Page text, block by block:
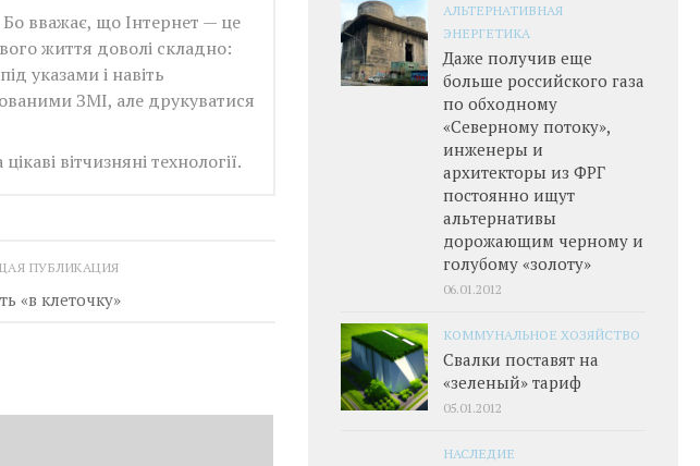
Бо вважає, що Інтернет — це
життя доволі складно:
указами і навіть
ЗМІ, але друкуватися
вітчизняні технології.
ПУБЛИКАЦИЯ
«в клеточку»
АЛЬТЕРНАТИВНАЯ
ЭНЕРГЕТИКА
Даже получив еще
больше российского газа
по обходному
«Северному потоку»,
инженеры и
архитекторы из ФРГ
постоянно ищут
альтернативы
дорожающим черному и
голубому «золоту»
06.01.2012
КОММУНАЛЬНОЕ ХОЗЯЙСТВО
Свалки поставят на
«зеленый» тариф
05.01.2012
НАСЛЕДИЕ